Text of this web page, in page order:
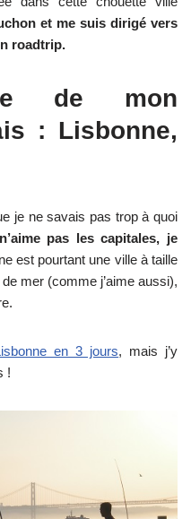
et me suis dirigé vers
roadtrip.
de mon
: Lisbonne,
je ne savais pas trop à quoi
pas les capitales, je
est pourtant une ville à taille
mer (comme j’aime aussi),
en 3 jours, mais j’y
!